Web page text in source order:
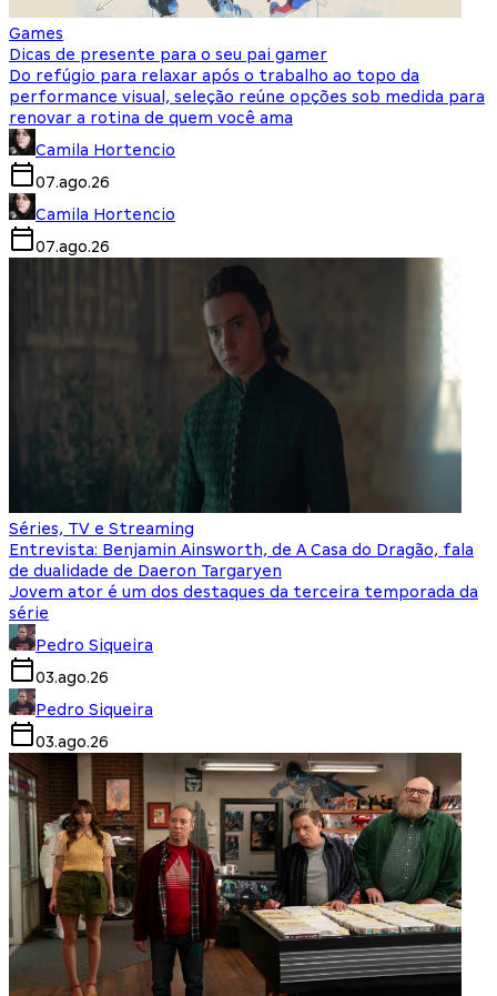
Games
Dicas de presente para o seu pai gamer
Do refúgio para relaxar após o trabalho ao topo da
performance visual, seleção reúne opções sob medida para
renovar a rotina de quem você ama
Camila Hortencio
07.ago.26
Camila Hortencio
07.ago.26
Séries, TV e Streaming
Entrevista: Benjamin Ainsworth, de A Casa do Dragão, fala
de dualidade de Daeron Targaryen
Jovem ator é um dos destaques da terceira temporada da
série
Pedro Siqueira
03.ago.26
Pedro Siqueira
03.ago.26